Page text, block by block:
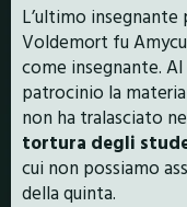
L’ultimo
Voldemort fu
come insegnante.
patrocinio la
non ha tralasciato
tortura degli
cui non possiamo
della quinta.